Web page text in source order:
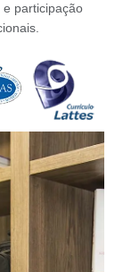
participação